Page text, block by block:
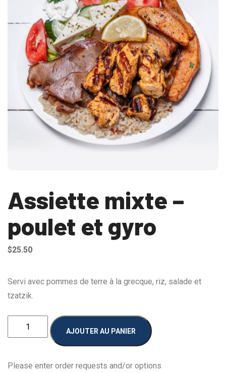
Assiette mixte –
poulet et gyro
$25.50
Servi avec pommes de terre à la grecque, riz, salade et
tzatzik.
quantité
de
mixte
AJOUTER AU PANIER
Please enter order requests and/or options